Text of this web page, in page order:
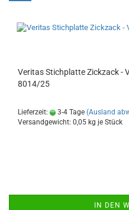
Veritas Stichplatte Zickzack -
8014/25
Lieferzeit: 3-4 Tage (Ausland
Versandgewicht: 0,05 kg je Stück
IN DEN